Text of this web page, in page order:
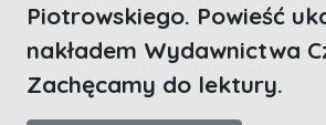
Piotrowskiego. Powieść
nakładem Wydawnictwa
Zachęcamy do lektury.